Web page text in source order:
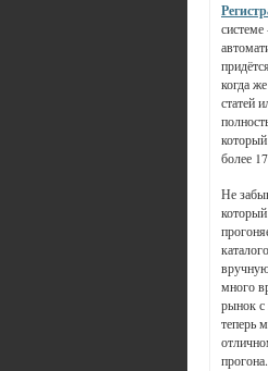
когда
статей
более
Не
много
рынок с
теперь
прогона.